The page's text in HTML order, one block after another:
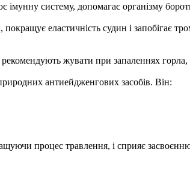
імунну систему, допомагає організму
еластичність судин і запобігає
жувати при запаленнях горла,
антиейдженгових засобів. Він:
процес травлення, і сприяє